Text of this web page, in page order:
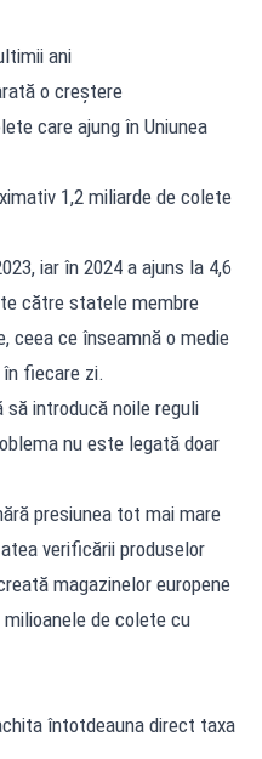
ani
o creștere
care ajung în Uniunea
1,2 miliarde de colete
iar în 2024 a ajuns la 4,6
către statele membre
ceea ce înseamnă o medie
fiecare zi.
să introducă noile reguli
nu este legată doar
presiunea tot mai mare
verificării produselor
magazinelor europene
de colete cu
întotdeauna direct taxa